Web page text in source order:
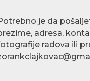
je da
adresa,
radova ili